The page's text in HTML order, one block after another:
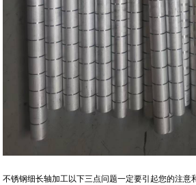
不锈钢细长轴加工以下三点问题一定要引起您的注意